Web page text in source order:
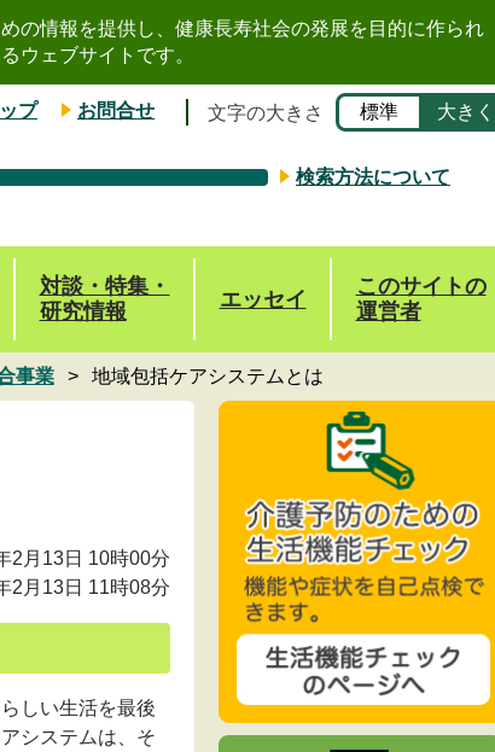
プ お問合せ 文字の大きさ 標準 大きく
検索方法について
の情報を提供し、健康長寿社会の発展を目的に作られ
ウェブサイトです。
対談・特集・
研究情報
エッセイ
このサイトの
運営者
事業 地域包括ケアシステムとは
2月13日 10時00分
2月13日 11時08分
しい生活を最後
システムは、そ